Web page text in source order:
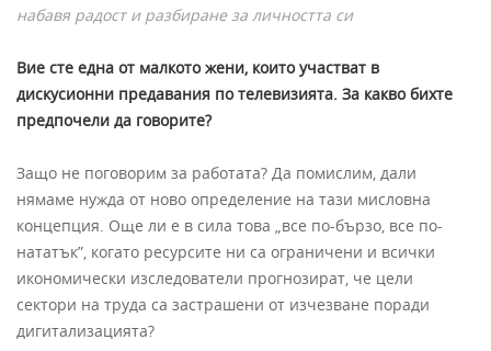
набавя радост и разбиране за личността си
Вие сте една от малкото жени, които участват в
дискусионни предавания по телевизията. За какво бихте
предпочели да говорите?
Защо не поговорим за работата? Да помислим, дали
нямаме нужда от ново определение на тази мисловна
концепция. Още ли е в сила това „все по-бързо, все по-
нататък”, когато ресурсите ни са ограничени и всички
икономически изследователи прогнозират, че цели
сектори на труда са застрашени от изчезване поради
дигитализацията?